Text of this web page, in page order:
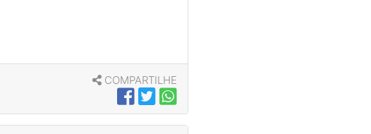
COMPARTILHE